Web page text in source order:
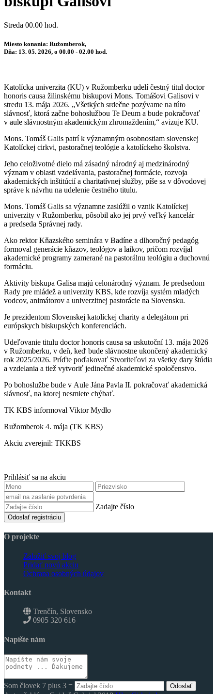
Streda 00.00 hod.
Miesto konania: Ružomberok,
Dňa: 13. 05. 2026, o 00.00 - 02.00 hod.
Katolícka univerzita (KU) v Ružomberku udelí čestný titul doctor
honoris causa žilinskému biskupovi Mons. Tomášovi Galisovi v
stredu 13. mája 2026. „Všetkých srdečne pozývame na túto
slávnosť, ktorá začne bohoslužbou Te Deum a bude pokračovať
v aule slávnostným akademickým zhromaždením,“ avizuje KU.
Mons. Tomáš Galis patrí k významným osobnostiam slovenskej
Katolíckej cirkvi, pastoračnej teológie a katolíckeho školstva.
Jeho celoživotné dielo má zásadný národný aj medzinárodný
význam v oblasti vzdelávania, pastoračnej formácie, rozvoja
akademických inštitúcií a charitatívnej služby, píše sa v dôvodovej
správe k návrhu na udelenie čestného titulu.
Mons. Tomáš Galis sa významne zaslúžil o vznik Katolíckej
univerzity v Ružomberku, pôsobil ako jej prvý veľký kancelár
a predseda Správnej rady.
Ako rektor Kňazského seminára v Badíne a dlhoročný pedagóg
formoval generácie kňazov, teológov a laikov, pričom rozvíjal
akademické programy zamerané na pastorálnu teológiu a duchovnú
formáciu.
Aktivity biskupa Galisa majú celonárodný význam. Je predsedom
Rady pre mládež a univerzity KBS, kde rozvíja systém mladých
vodcov, animátorov a univerzitnej pastorácie na Slovensku.
Je prezidentom Slovenskej katolíckej charity a delegátom pri
európskych biskupských konferenciách.
Udeľovanie titulu doctor honoris causa sa uskutoční 13. mája 2026
v Ružomberku, v deň, keď bude slávnostne ukončený akademický
rok 2025/2026. Príďte poďakovať Stvoriteľovi za všetky dary štúdia
a vzdelania a tiež vytvoriť jedinečné akademické spoločenstvo.
Po bohoslužbe bude v Aule Jána Pavla II. pokračovať akademická
slávnosť, na ktorej nesmiete chýbať.
TK KBS informoval Viktor Mydlo
Ružomberok 4. mája (TK KBS)
Akciu zverejnil: TKKBS
Prihlásiť sa na akciu
Zadajte číslo
Odoslať registráciu
O projekte
Založiť svoj blog
Pridať novú akciu
Ochrana osobných údajov
Kontakt
Trenčín, Slovensko
0905 320 616
Napíšte nám
Som človek 7 plus 3 = Odoslať